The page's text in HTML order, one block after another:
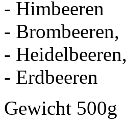
- Himbeeren
- Brombeeren,
- Heidelbeeren,
- Erdbeeren
Gewicht 500g